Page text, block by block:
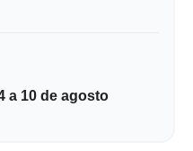
a 10 de agosto